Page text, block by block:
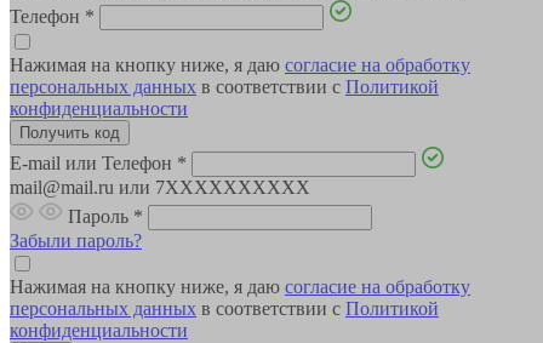
Телефон *
Нажимая на кнопку ниже, я даю согласие на обработку
персональных данных в соответствии с Политикой
конфиденциальности
E-mail или Телефон *
mail@mail.ru или 7XXXXXXXXXX
Пароль *
Забыли пароль?
Нажимая на кнопку ниже, я даю согласие на обработку
персональных данных в соответствии с Политикой
конфиденциальности